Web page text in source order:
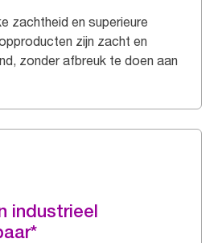
zachtheid en superieure
zijn zacht en
zonder afbreuk te doen aan
industrieel